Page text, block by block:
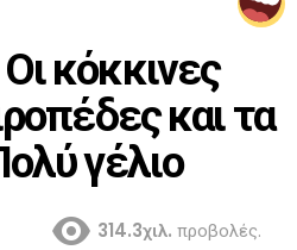
κόκκινες
και τα
γέλιο
314.3χιλ. προβολές.